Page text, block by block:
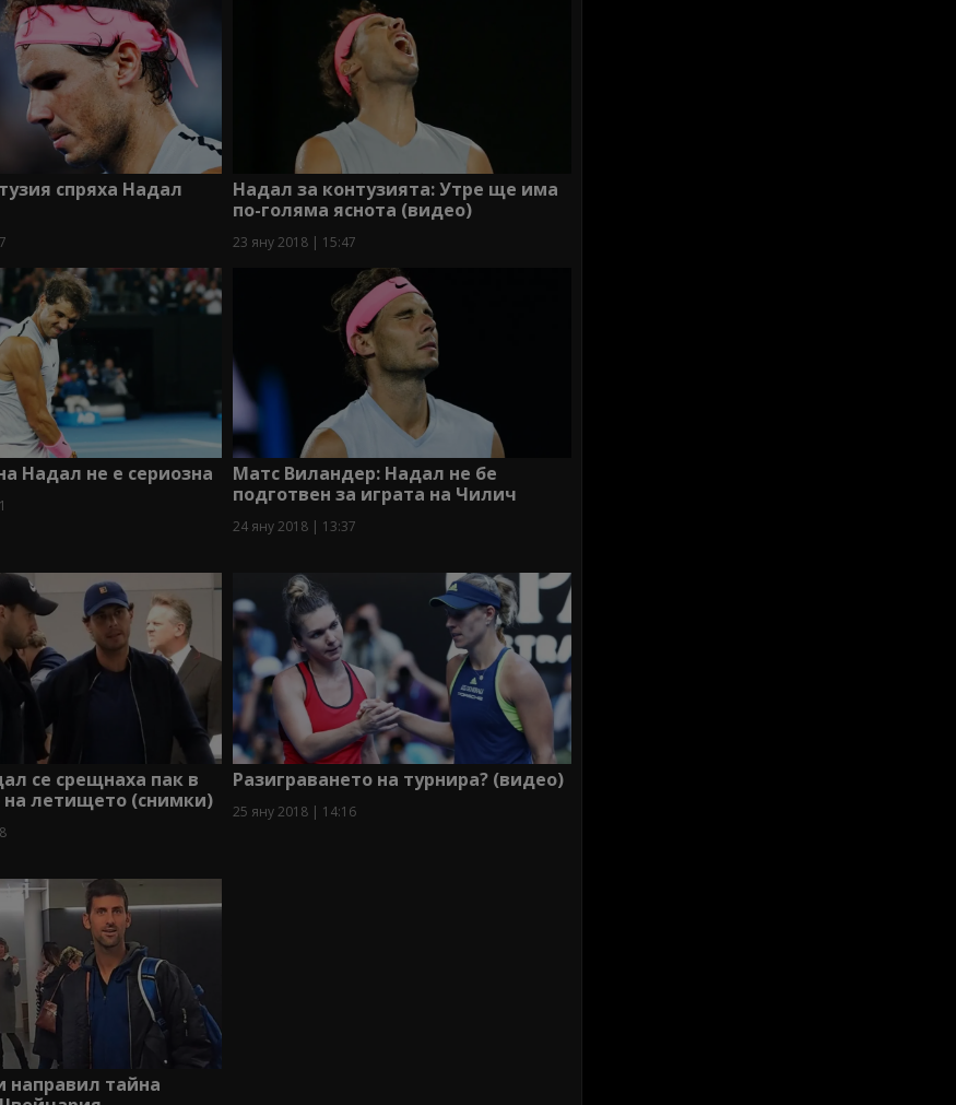
спряха Надал
Надал за контузията: Утре ще има
по-голяма яснота (видео)
23 яну 2018 | 15:47
Надал не е сериозна
Матс Виландер: Надал не бе
подготвен за играта на Чилич
24 яну 2018 | 13:37
се срещнаха пак в
летището (снимки)
Разиграването на турнира? (видео)
25 яну 2018 | 14:16
направил тайна